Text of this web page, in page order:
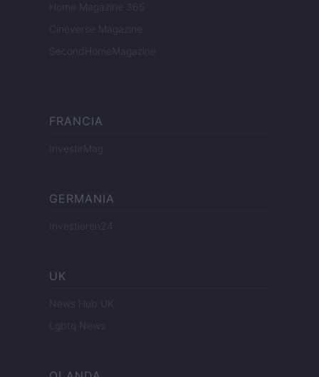
Home Magazine 365
Cineverse Magazine
SecondHomeMagazine
FRANCIA
InvestirMag
GERMANIA
Investieren24
UK
News Hub UK
Lgbtq News